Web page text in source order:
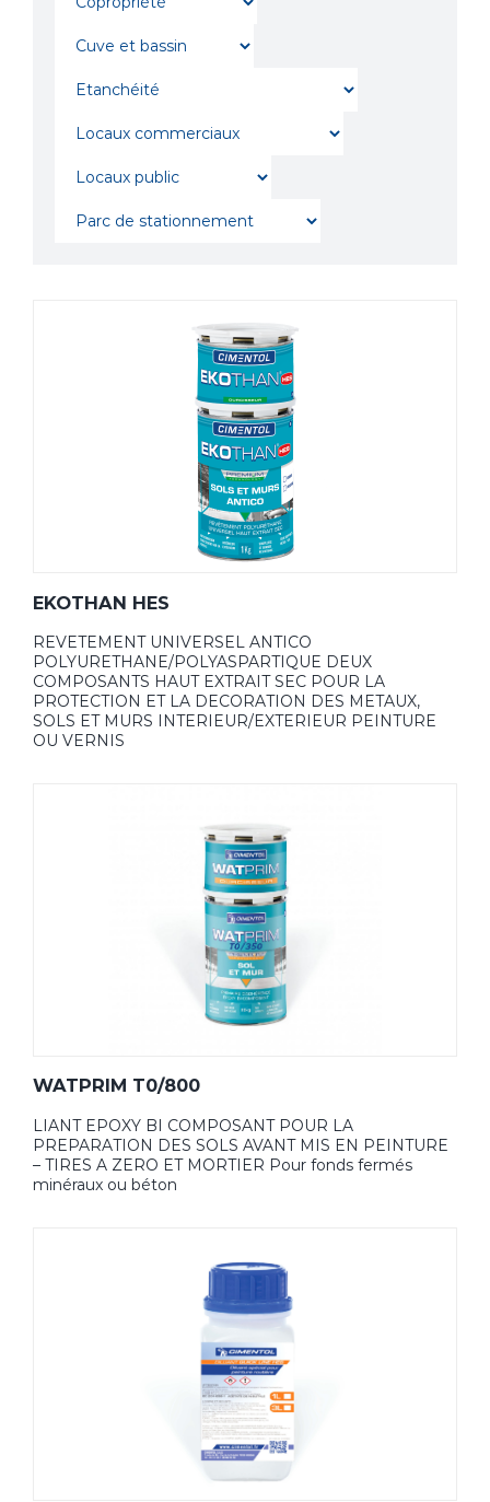
EKOTHAN HES
REVETEMENT UNIVERSEL ANTICO
POLYURETHANE/POLYASPARTIQUE DEUX
COMPOSANTS HAUT EXTRAIT SEC POUR LA
PROTECTION ET LA DECORATION DES METAUX,
SOLS ET MURS INTERIEUR/EXTERIEUR PEINTURE
OU VERNIS
WATPRIM T0/800
LIANT EPOXY BI COMPOSANT POUR LA
PREPARATION DES SOLS AVANT MIS EN PEINTURE
– TIRES A ZERO ET MORTIER Pour fonds fermés
minéraux ou béton